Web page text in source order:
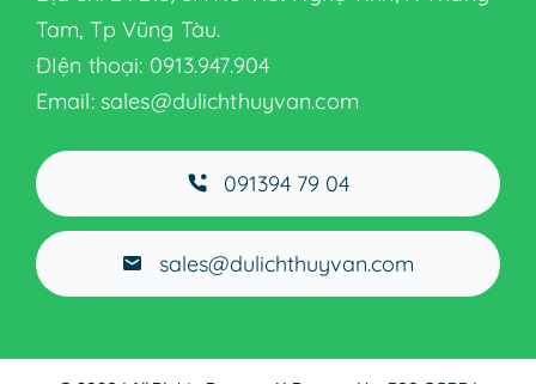
Thiết bị nhà hàng
LIÊN HỆ
Tam, Tp Vũng Tàu.
ĐIện thoại: 0913.947.904
Email: sales@dulichthuyvan.com
091394 79 04
sales@dulichthuyvan.com